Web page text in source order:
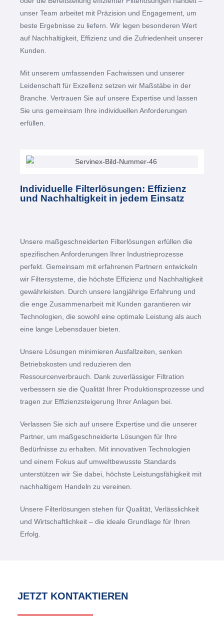
unser Team arbeitet mit Präzision und Engagement, um
beste Ergebnisse zu liefern. Wir legen besonderen Wert
auf Nachhaltigkeit, Effizienz und die Zufriedenheit unserer
Kunden.
Mit unserem umfassenden Fachwissen und unserer
Leidenschaft für Exzellenz setzen wir Maßstäbe in der
Branche. Vertrauen Sie auf unsere Expertise und lassen
Sie uns gemeinsam Ihre individuellen Anforderungen
erfüllen.
Individuelle Filterlösungen: Effizienz
und Nachhaltigkeit in jedem Einsatz
Unsere maßgeschneiderten Filterlösungen erfüllen die
spezifischen Anforderungen Ihrer Industrieprozesse
perfekt. Gemeinsam mit erfahrenen Partnern entwickeln
wir Filtersysteme, die höchste Effizienz und Nachhaltigkeit
gewährleisten. Durch unsere langjährige Erfahrung und
die enge Zusammenarbeit mit Kunden garantieren wir
Technologien, die sowohl eine optimale Leistung als auch
eine lange Lebensdauer bieten.
Unsere Lösungen minimieren Ausfallzeiten, senken
Betriebskosten und reduzieren den
Ressourcenverbrauch. Dank zuverlässiger Filtration
verbessern sie die Qualität Ihrer Produktionsprozesse und
tragen zur Effizienzsteigerung Ihrer Anlagen bei.
Verlassen Sie sich auf unsere Expertise und die unserer
Partner, um maßgeschneiderte Lösungen für Ihre
Bedürfnisse zu erhalten. Mit innovativen Technologien
und einem Fokus auf umweltbewusste Standards
unterstützen wir Sie dabei, höchste Leistungsfähigkeit mit
nachhaltigem Handeln zu vereinen.
Unsere Filterlösungen stehen für Qualität, Verlässlichkeit
und Wirtschaftlichkeit – die ideale Grundlage für Ihren
Erfolg.
JETZT KONTAKTIEREN